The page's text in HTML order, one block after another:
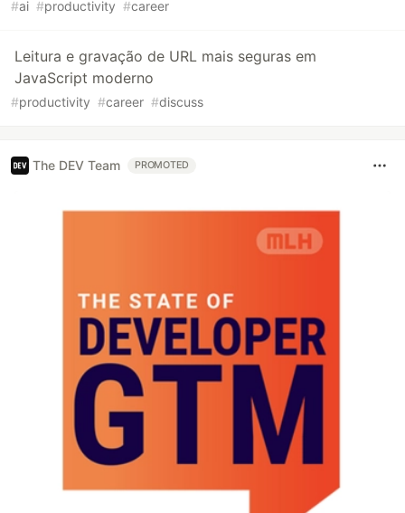
#ai #productivity #career
Leitura e gravação de URL mais seguras em
JavaScript moderno
#productivity #career #discuss
The DEV Team PROMOTED